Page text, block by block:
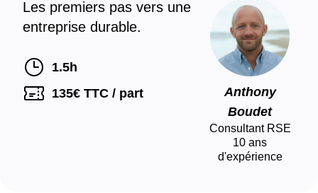
Les premiers pas vers une
entreprise durable.
1.5h
135€ TTC / part
Anthony
Boudet
Consultant RSE
10 ans
d'expérience